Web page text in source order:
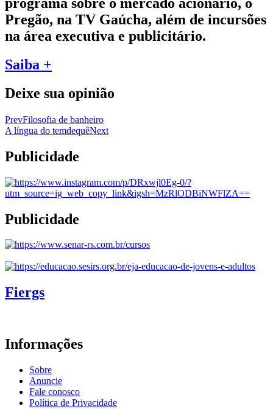
Pregão, na TV Gaúcha, além de incursões
na área executiva e publicitário.
Saiba +
Deixe sua opinião
PrevFilosofia de banheiro
A língua do temdequêNext
Publicidade
Publicidade
Fiergs
Informações
Sobre
Anuncie
Fale conosco
Política de Privacidade